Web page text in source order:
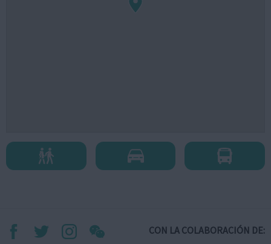
CON LA COLABORACIÓN DE: